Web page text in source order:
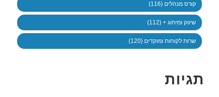
קורס מנהלים (116)
שיווק ומיתוג + (112)
שרות לקוחות ומוקדים (120)
תגיות